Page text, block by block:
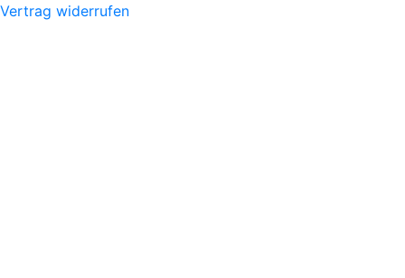
Vertrag widerrufen